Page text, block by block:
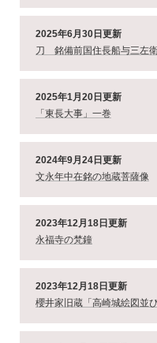
2025年6月30日更新
刀 銘備前国住長船与三左
2025年1月20日更新
「東長大事」一巻
2024年9月24日更新
文永年中在銘の地蔵菩薩像
2023年12月18日更新
永福寺の梵鐘
2023年12月18日更新
櫻井家旧蔵「高崎城絵図並